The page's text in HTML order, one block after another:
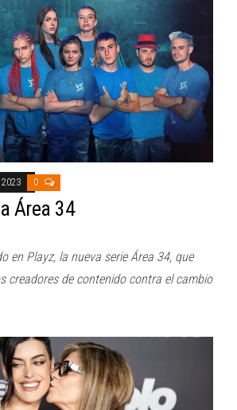
0
Área 34
en Playz, la nueva serie Área 34, que
creadores de contenido contra el cambio